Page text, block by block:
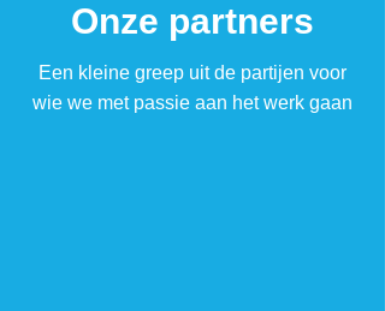
Onze partners
Een kleine greep uit de partijen voor
wie we met passie aan het werk gaan